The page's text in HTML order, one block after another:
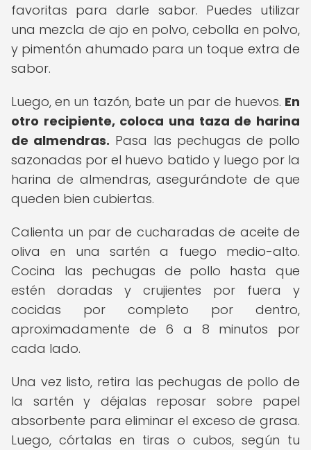
favoritas para darle sabor. Puedes utilizar
una mezcla de ajo en polvo, cebolla en polvo,
y pimentón ahumado para un toque extra de
sabor.
Luego, en un tazón, bate un par de huevos. En
otro recipiente, coloca una taza de harina
de almendras. Pasa las pechugas de pollo
sazonadas por el huevo batido y luego por la
harina de almendras, asegurándote de que
queden bien cubiertas.
Calienta un par de cucharadas de aceite de
oliva en una sartén a fuego medio-alto.
Cocina las pechugas de pollo hasta que
estén doradas y crujientes por fuera y
cocidas por completo por dentro,
aproximadamente de 6 a 8 minutos por
cada lado.
Una vez listo, retira las pechugas de pollo de
la sartén y déjalas reposar sobre papel
absorbente para eliminar el exceso de grasa.
Luego, córtalas en tiras o cubos, según tu